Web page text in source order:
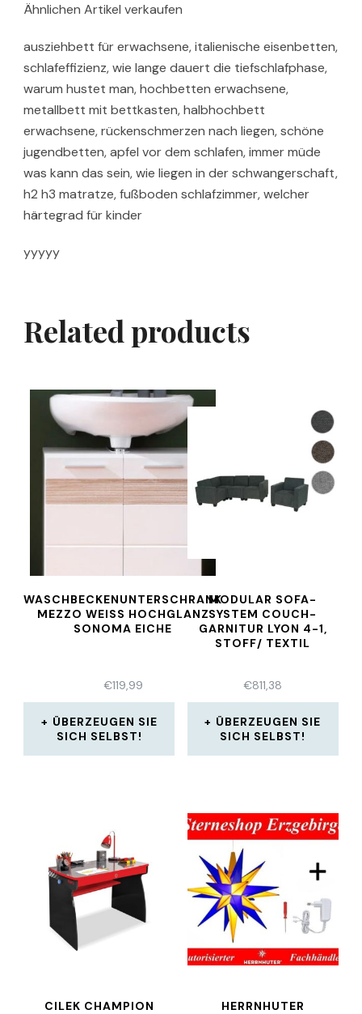
Ähnlichen Artikel verkaufen
ausziehbett für erwachsene, italienische eisenbetten,
schlafeffizienz, wie lange dauert die tiefschlafphase,
warum hustet man, hochbetten erwachsene,
metallbett mit bettkasten, halbhochbett
erwachsene, rückenschmerzen nach liegen, schöne
jugendbetten, apfel vor dem schlafen, immer müde
was kann das sein, wie liegen in der schwangerschaft,
h2 h3 matratze, fußboden schlafzimmer, welcher
härtegrad für kinder
yyyyy
Related products
WASCHBECKENUNTERSCHRANK
MEZZO WEISS HOCHGLANZ
SONOMA EICHE
€119,99
ÜBERZEUGEN SIE
SICH SELBST!
MODULAR SOFA-
SYSTEM COUCH-
GARNITUR LYON 4-1,
STOFF/ TEXTIL
€811,38
ÜBERZEUGEN SIE
SICH SELBST!
CILEK CHAMPION
HERRNHUTER